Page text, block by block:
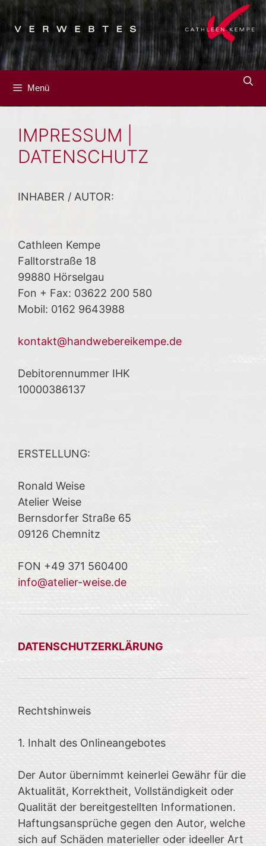
Zum
Inhalt
springen
Menü
IMPRESSUM |
DATENSCHUTZ
INHABER / AUTOR:
Cathleen Kempe
Falltorstraße 18
99880 Hörselgau
Fon + Fax: 03622 200 580
Mobil: 0162 9643988
kontakt@handwebereikempe.de
Debitorennummer IHK
10000386137
ERSTELLUNG:
Ronald Weise
Atelier Weise
Bernsdorfer Straße 65
09126 Chemnitz
FON +49 371 560400
info@atelier-weise.de
DATENSCHUTZERKLÄRUNG
Rechtshinweis
1. Inhalt des Onlineangebotes
Der Autor übernimmt keinerlei Gewähr für die
Aktualität, Korrektheit, Vollständigkeit oder
Qualität der bereitgestellten Informationen.
Haftungsansprüche gegen den Autor, welche
sich auf Schäden materieller oder ideeller Art